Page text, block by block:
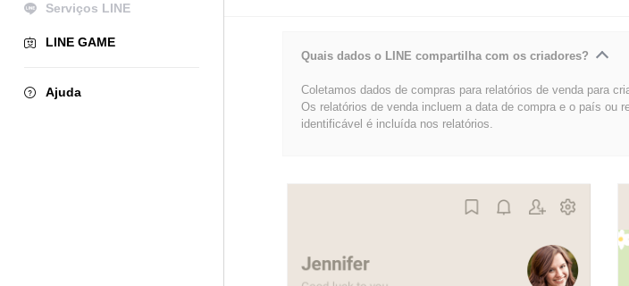
Serviços LINE
LINE GAME
Ajuda
Quais dados o LINE compartilha com os criadores?
Coletamos dados de compras para relatórios de venda para
Os relatórios de venda incluem a data de compra e o país ou
identificável é incluída nos relatórios.